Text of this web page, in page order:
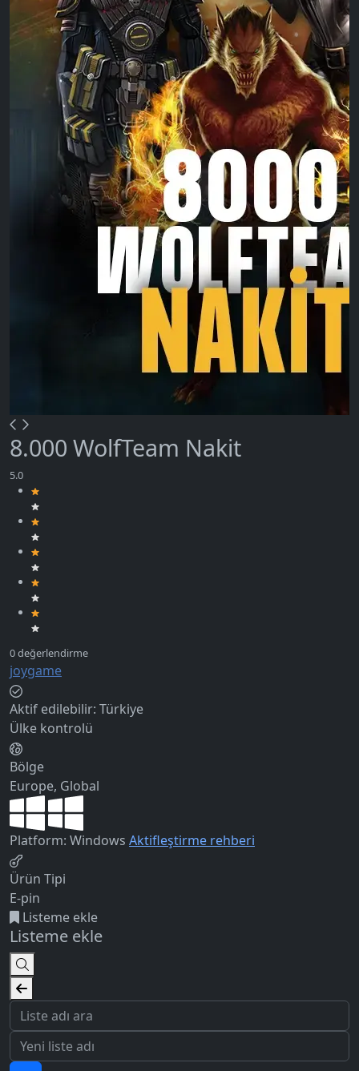
8.000 WolfTeam Nakit
joygame
Aktif edilebilir: Türkiye
Ülke kontrolü
Bölge
Europe, Global
Platform: Windows Aktifleştirme rehberi
Ürün Tipi
E-pin
Listeme ekle
Listeme ekle